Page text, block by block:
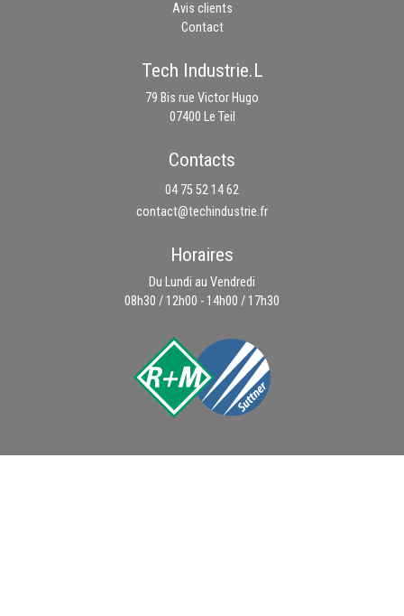
Avis clients
Contact
Tech Industrie.L
79 Bis rue Victor Hugo
07400 Le Teil
Contacts
04 75 52 14 62
contact@techindustrie.fr
Horaires
Du Lundi au Vendredi
08h30 / 12h00 - 14h00 / 17h30